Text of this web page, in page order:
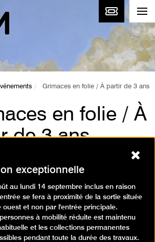
Grimaces en folie / À partir de 3 ans
en folie / À
de 3 ans
/ Créer en famille
2025
exceptionnelle
au lundi 14 septembre inclus en raison
se fera à proximité de la sortie située
ouest et non par l'entrée principale.
personnes à mobilité réduite est maintenu
et les collections permanentes
pendant toute la durée des travaux.